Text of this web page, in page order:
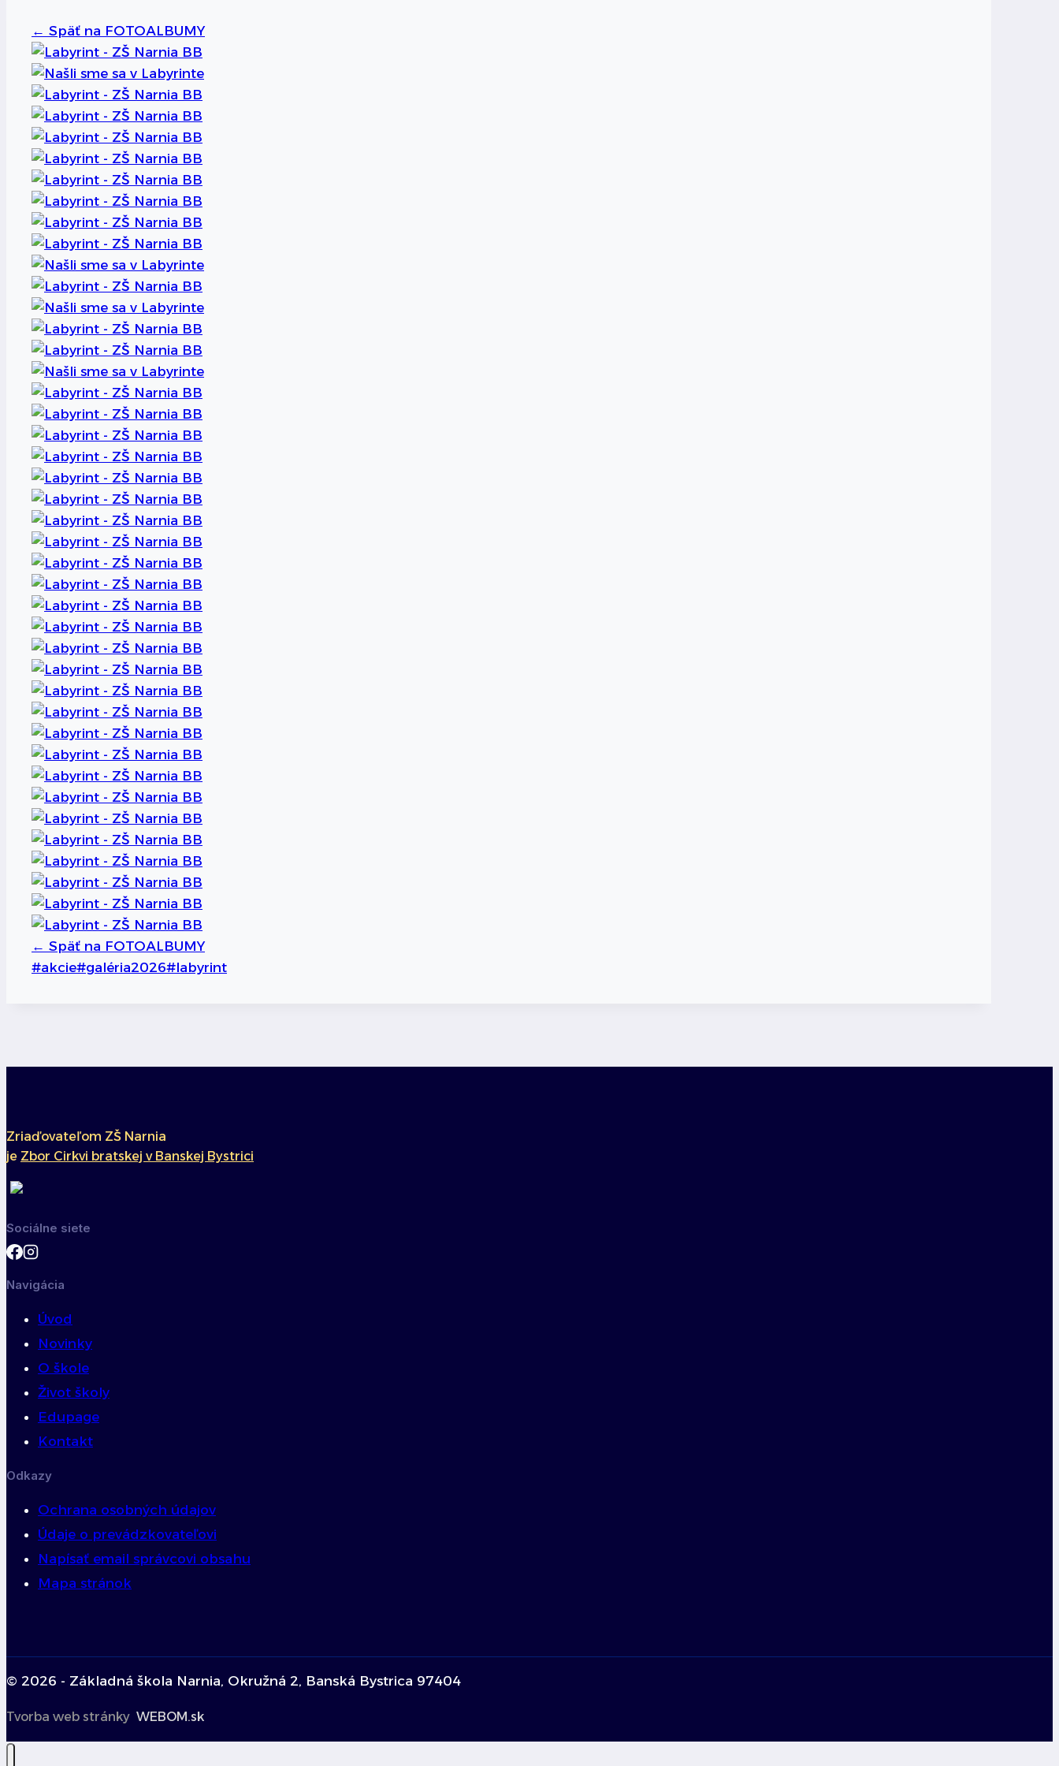
← Späť na FOTOALBUMY
← Späť na FOTOALBUMY
Post
#akcie#galéria2026#labyrint
v
Zriaďovateľom ZŠ Narnia
je Zbor Cirkvi bratskej v Banskej Bystrici
Sociálne siete
Navigácia
Úvod
Novinky
O škole
Život školy
Edupage
Kontakt
Odkazy
Ochrana osobných údajov
Údaje o prevádzkovateľovi
Napísať email správcovi obsahu
Mapa stránok
© 2026 - Základná škola Narnia, Okružná 2, Banská Bystrica 97404
Tvorba web stránky WEBOM.sk